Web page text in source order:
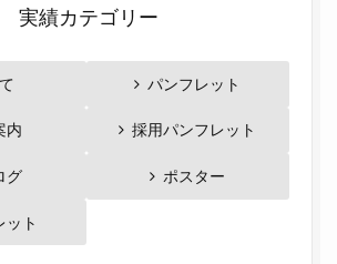
実績カテゴリー
パンフレット
内 採用パンフレット
グ ポスター
ット